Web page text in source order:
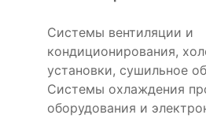
Системы вентиляции и
кондиционирования,
установки, сушильное
Системы охлаждения
оборудования и